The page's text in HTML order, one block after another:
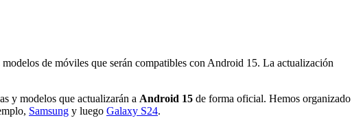
de móviles que serán compatibles con Android 15. La actualización
y modelos que actualizarán a Android 15 de forma oficial. Hemos organizado
Samsung y luego Galaxy S24.